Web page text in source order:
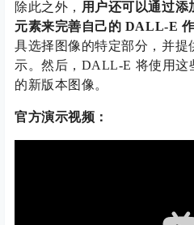
除此之外， 用户还可以通过
元素来完善自己的 DALL-E
具选择图像的特定部分，并提
示。然后，DALL-E 将使用这
的新版本图像。
官方演示视频：